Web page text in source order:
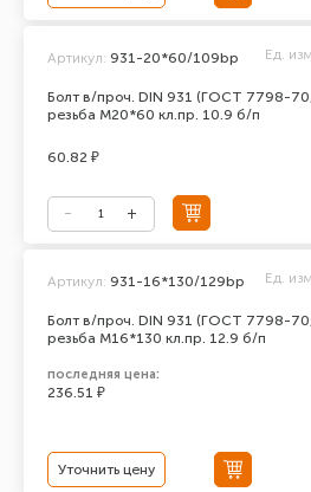
Болт в/проч. DIN 931 (ГОСТ 7798-
резьба М20*60 кл.пр. 10.9 б/п
Артикул: 931-20*60/109bp Ед.
60.82 ₽
Болт в/проч. DIN 931 (ГОСТ 7798-
резьба М16*130 кл.пр. 12.9 б/п
Артикул: 931-16*130/129bp Ед.
последняя цена:
236.51 ₽
Уточнить цену